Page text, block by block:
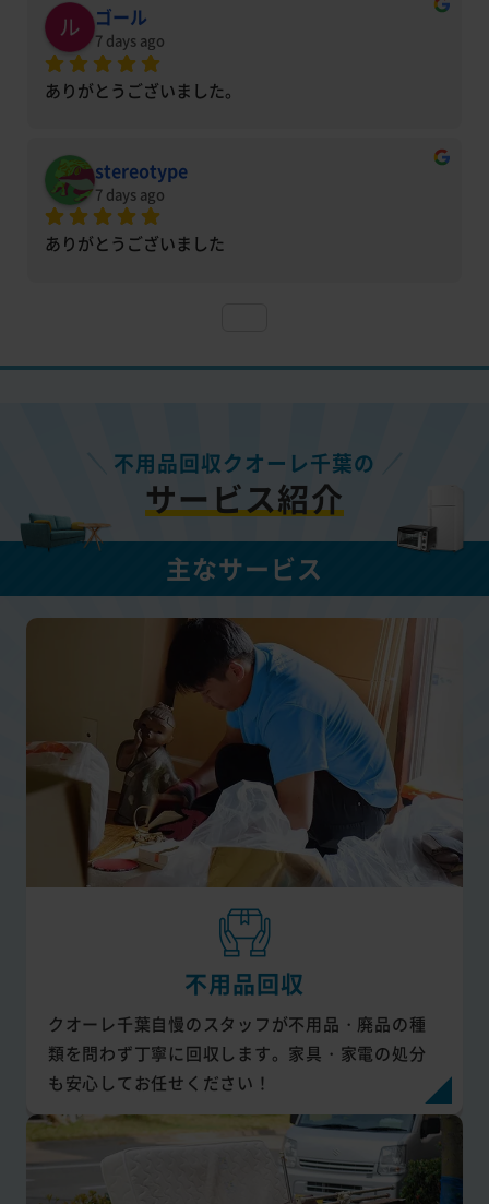
ゴール
7 days ago
ありがとうございました。
stereotype
7 days ago
ありがとうございました
不用品回収クオーレ千葉の
サービス紹介
主なサービス
不用品回収
クオーレ千葉自慢のスタッフが不用品・廃品の種
類を問わず丁寧に回収します。家具・家電の処分
も安心してお任せください！